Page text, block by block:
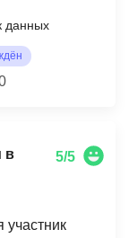
это
мне не
- все очень
данных
в
5/5
участник